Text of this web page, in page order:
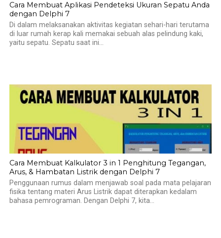
Cara Membuat Aplikasi Pendeteksi Ukuran Sepatu Anda
dengan Delphi 7
Di dalam melaksanakan aktivitas kegiatan sehari-hari terutama
di luar rumah kerap kali memakai sebuah alas pelindung kaki,
yaitu sepatu. Sepatu saat ini...
Cara Membuat Kalkulator 3 in 1 Penghitung Tegangan,
Arus, & Hambatan Listrik dengan Delphi 7
Penggunaan rumus dalam menjawab soal pada mata pelajaran
fisika tentang materi Arus Listrik dapat diterapkan kedalam
bahasa pemrograman. Dengan Delphi 7, kita...